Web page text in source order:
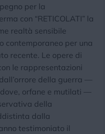
per la
con “RETICOLATI” la
realtà sensibile
contemporaneo per una
recente. Le opere di
le rappresentazioni
della guerra —
orfane e mutilati —
della
dalla
testimoniato il